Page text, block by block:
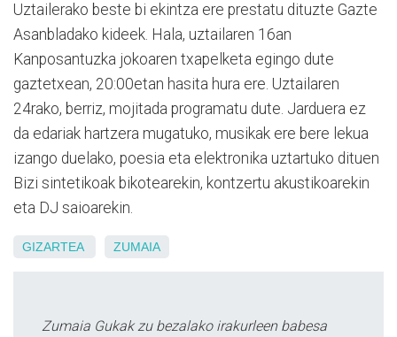
Uztailerako beste bi ekintza ere prestatu dituzte Gazte
Asanbladako kideek. Hala, uztailaren 16an
Kanposantuzka jokoaren txapelketa egingo dute
gaztetxean, 20:00etan hasita hura ere. Uztailaren
24rako, berriz, mojitada programatu dute. Jarduera ez
da edariak hartzera mugatuko, musikak ere bere lekua
izango duelako, poesia eta elektronika uztartuko dituen
Bizi sintetikoak bikotearekin, kontzertu akustikoarekin
eta DJ saioarekin.
GIZARTEA ZUMAIA
Zumaia Gukak zu bezalako irakurleen babesa